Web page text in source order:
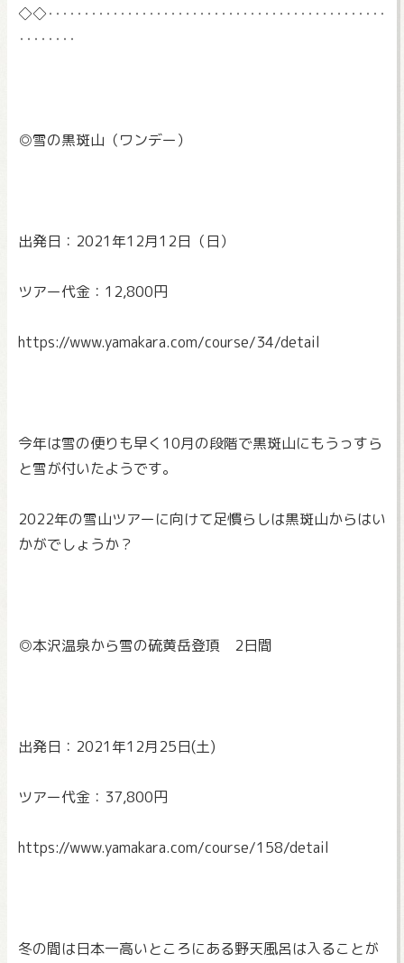
‥‥‥‥
◎雪の黒斑山（ワンデー）
出発日：2021年12月12日（日）
ツアー代金：12,800円
https://www.yamakara.com/course/34/detail
今年は雪の便りも早く10月の段階で黒斑山にもうっすら
と雪が付いたようです。
2022年の雪山ツアーに向けて足慣らしは黒斑山からはい
かがでしょうか？
◎本沢温泉から雪の硫黄岳登頂 2日間
出発日：2021年12月25日(土)
ツアー代金：37,800円
https://www.yamakara.com/course/158/detail
冬の間は日本一高いところにある野天風呂は入ることが